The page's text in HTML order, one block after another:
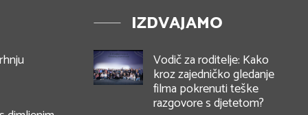
IZDVAJAMO
Vodič za roditelje: Kako
kroz zajedničko gledanje
filma pokrenuti teške
razgovore s djetetom?